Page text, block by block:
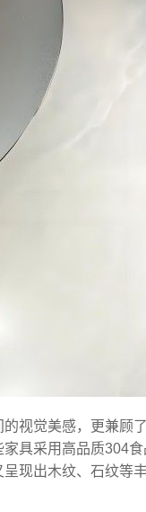
视觉美感，更兼顾
具采用高品质304食
现出木纹、石纹等